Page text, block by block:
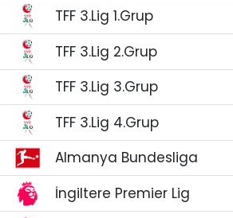
TFF 3.Lig 1.Grup
TFF 3.Lig 2.Grup
TFF 3.Lig 3.Grup
TFF 3.Lig 4.Grup
Almanya Bundesliga
İngiltere Premier Lig
İletişim